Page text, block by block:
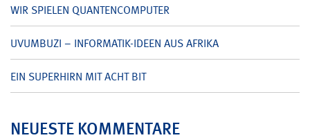
WIR SPIELEN QUANTENCOMPUTER
UVUMBUZI – INFORMATIK-IDEEN AUS AFRIKA
EIN SUPERHIRN MIT ACHT BIT
NEUESTE KOMMENTARE